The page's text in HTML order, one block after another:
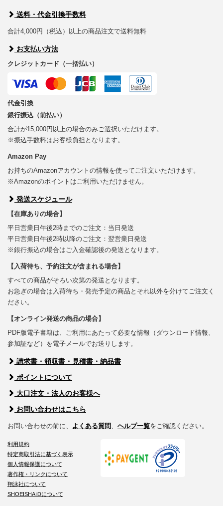
送料・代金引換手数料
合計4,000円（税込）以上の商品注文で送料無料
お支払い方法
クレジットカード（一括払い）
代金引換
銀行振込（前払い）
合計が15,000円以上の場合のみご選択いただけます。
※振込手数料はお客様負担となります。
Amazon Pay
お持ちのAmazonアカウントの情報を使ってご注文いただけます。
※Amazonのポイントはご利用いただけません。
発送スケジュール
【在庫ありの場合】
平日営業日午後2時までのご注文：当日発送
平日営業日午後2時以降のご注文：翌営業日発送
※銀行振込の場合はご入金確認後の発送となります。
【入荷待ち、予約注文が含まれる場合】
すべての商品がそろい次第の発送となります。
お急ぎの場合は入荷待ち・発売予定の商品とそれ以外を分けてご注文く
ださい。
【オンライン発送の商品の場合】
PDF版電子書籍は、ご利用にあたって必要な情報（ダウンロード情報、
参加証など）を電子メールでお送りします。
請求書・領収書・見積書・納品書
ポイントについて
大口注文・法人のお客様へ
お問い合わせはこちら
お問い合わせの前に、 よくある質問 ヘルプ一覧をご確認ください。
利用規約
特定商取引法に基づく表示
個人情報保護について
著作権・リンクについて
翔泳社について
SHOEISHA iDについて